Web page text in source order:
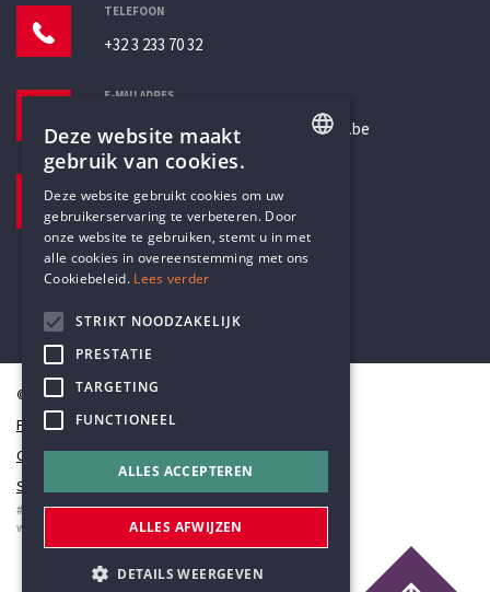
TELEFOON
+32 3 233 70 32
E-MAILADRES
secretariaat@humanistischverbond.be
Pottenbrug 4
Antwerpen, 2000
© Humanistisch Verbond 2026
Privacy
Cookiestatement
Sitemap
#codedwithlove byCodelines
webapplicaties
mobiele apps&maatwerk websites
DUTCH
Deze website maakt
gebruik van cookies.
Deze website gebruikt cookies om uw
gebruikerservaring te verbeteren. Door
onze website te gebruiken, stemt u in met
alle cookies in overeenstemming met ons
Cookiebeleid. Lees verder
STRIKT NOODZAKELIJK
PRESTATIE
TARGETING
FUNCTIONEEL
ALLES ACCEPTEREN
ALLES AFWIJZEN
DETAILS WEERGEVEN